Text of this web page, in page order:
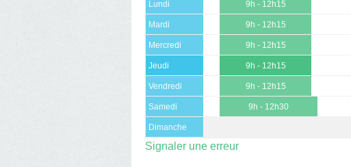
Lundi 9h - 12h15
Mardi 9h - 12h15
Mercredi 9h - 12h15
Jeudi 9h - 12h15
Vendredi 9h - 12h15
Samedi 9h - 12h30
Dimanche
Signaler une erreur